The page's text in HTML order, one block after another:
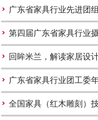
广东省家具行业先进团
第四届广东省家具行业
回眸米兰，解读家居设
广东省家具行业团工委
全国家具（红木雕刻）